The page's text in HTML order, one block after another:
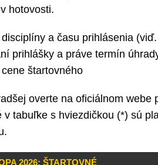
hotovosti.
a času prihlásenia
prihlášky a práve termín
štartovného
overte na oficiálnom webe
v tabuľke s hviezdičkou (*) sú
2026: ŠTARTOVNÉ